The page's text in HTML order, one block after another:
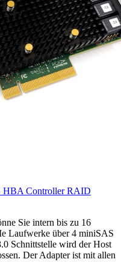
HBA Controller RAID
Sie intern bis zu 16
Laufwerke über 4 miniSAS
Schnittstelle wird der Host
Der Adapter ist mit allen